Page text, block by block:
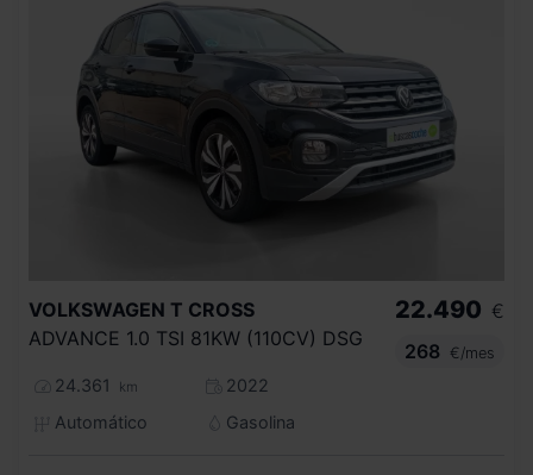
VOLKSWAGEN T CROSS
ADVANCE 1.0 TSI 81KW (110CV) DSG
24.361 km
2022
Automático
Gasolina
22.490 €
268
€/mes